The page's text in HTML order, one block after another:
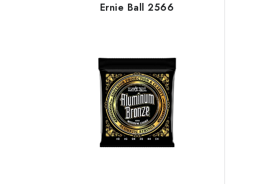
Ernie Ball 2566